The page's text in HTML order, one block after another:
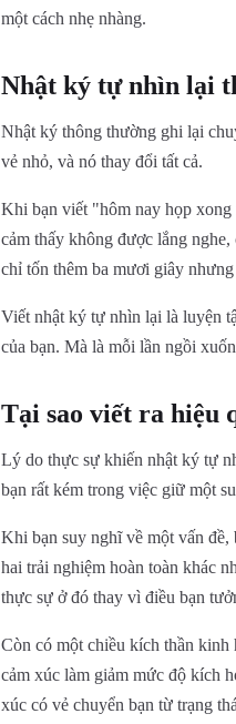
một cách nhẹ nhàng.
Nhật ký tự nhìn lại
Nhật ký thông thường ghi lại
vẻ nhỏ, và nó thay đổi tất cả.
Khi bạn viết "hôm nay họp
cảm thấy không được lắng
chỉ tốn thêm ba mươi giây
Viết nhật ký tự nhìn lại là luyện
của bạn. Mà là mỗi lần ngồi
Tại sao viết ra hiệu
Lý do thực sự khiến nhật ký tự
bạn rất kém trong việc giữ một
Khi bạn suy nghĩ về một vấn
hai trải nghiệm hoàn toàn khác
thực sự ở đó thay vì điều bạn
Còn có một chiều kích thần kinh
cảm xúc làm giảm mức độ kích
xúc có vẻ chuyển bạn từ trạng